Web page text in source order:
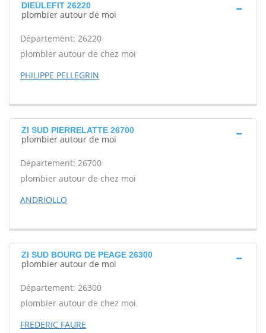
DIEULEFIT 26220
plombier autour de moi
Département: 26220
plombier autour de chez moi
PHILIPPE PELLEGRIN
ZI SUD PIERRELATTE 26700
plombier autour de moi
Département: 26700
plombier autour de chez moi
ANDRIOLLO
ZI SUD BOURG DE PEAGE 26300
plombier autour de moi
Département: 26300
plombier autour de chez moi
FREDERIC FAURE